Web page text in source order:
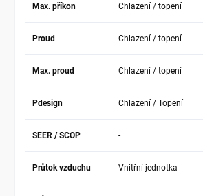
Max. příkon Chlazení / topení
Proud Chlazení / topení
Max. proud Chlazení / topení
Pdesign Chlazení / Topení
SEER / SCOP -
Průtok vzduchu Vnitřní jednotka